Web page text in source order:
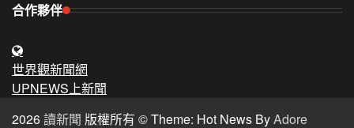
合作夥伴
世界觀新聞網
UPNEWS上新聞
2026讀新聞 版權所有 © Theme: Hot News ByAdore